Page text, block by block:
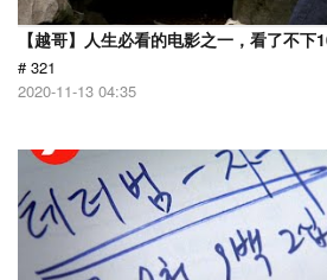
【越哥】人生必看的电影之一，看了不下
# 321
2020-11-13 04:35